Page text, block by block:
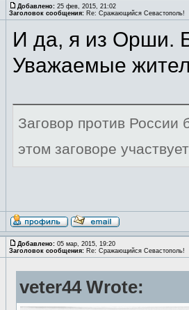
Добавлено: 25 фев, 2015, 21:02
Заголовок сообщения: Re: Сражающийся Севастополь!
И да, я из Орши.
Уважаемые
Заговор против России
этом заговоре
Добавлено: 05 мар, 2015, 19:20
Заголовок сообщения: Re: Сражающийся Севастополь!
veter44 Wrote: